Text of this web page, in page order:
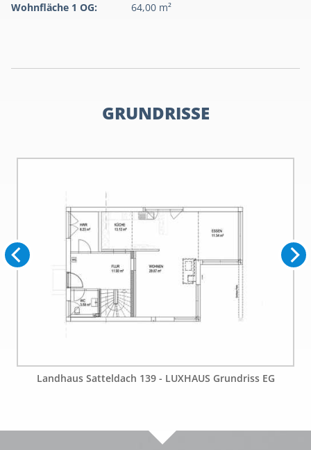
Wohnfläche 1 OG: 64,00 m²
GRUNDRISSE
Landhaus Satteldach 139 - LUXHAUS Grundriss EG